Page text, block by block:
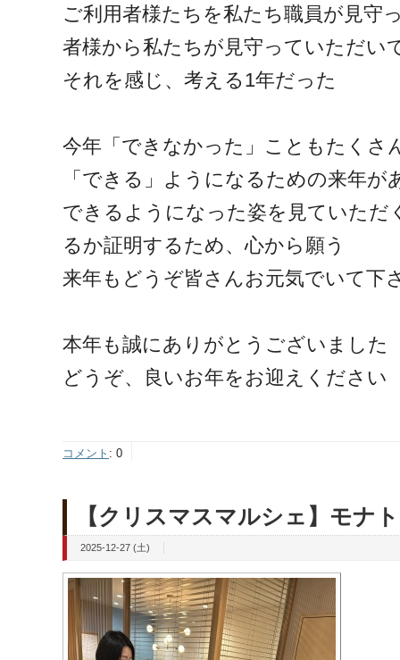
ご利用者様たちを私たち職員が見守
者様から私たちが見守っていただい
それを感じ、考える1年だった
今年「できなかった」こともたくさ
「できる」ようになるための来年が
できるようになった姿を見ていただ
るか証明するため、心から願う
来年もどうぞ皆さんお元気でいて下
本年も誠にありがとうございました
どうぞ、良いお年をお迎えください
コメント : 0
【クリスマスマルシェ】モナ
2025-12-27 (土)